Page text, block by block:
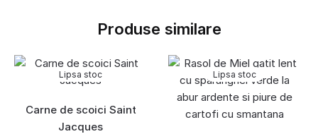
Produse similare
Lipsa stoc
Carne de scoici Saint
Jacques
Lipsa stoc